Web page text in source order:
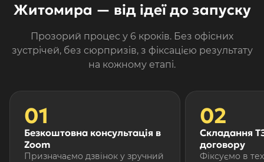
Житомира — від ідеї до запуску
Прозорий процес у 6 кроків. Без офісних
зустрічей, без сюрпризів, з фіксацією результату
на кожному етапі.
01
Безкоштовна консультація в
Zoom
Призначаємо дзвінок у зручний
02
Складання
договору
Фіксуємо в